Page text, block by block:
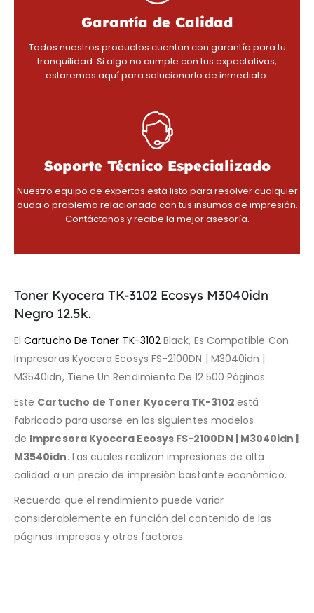
Garantía de Calidad
Todos nuestros productos cuentan con garantía para tu
tranquilidad. Si algo no cumple con tus expectativas,
estaremos aquí para solucionarlo de inmediato.
Soporte Técnico Especializado
Nuestro equipo de expertos está listo para resolver cualquier
duda o problema relacionado con tus insumos de impresión.
Contáctanos y recibe la mejor asesoría.
Toner Kyocera TK-3102 Ecosys M3040idn
Negro 12.5k.
ElCartucho De Toner TK-3102Black, Es Compatible Con
Impresoras Kyocera Ecosys FS-2100DN | M3040idn |
M3540idn, Tiene Un Rendimiento De 12.500 Páginas.
Este Cartucho de Toner Kyocera TK-3102 está
fabricado para usarse en los siguientes modelos
de Impresora Kyocera Ecosys FS-2100DN | M3040idn |
M3540idn. Las cuales realizan impresiones de alta
calidad a un precio de impresión bastante económico.
Recuerda que el rendimiento puede variar
considerablemente en función del contenido de las
páginas impresas y otros factores.